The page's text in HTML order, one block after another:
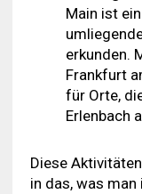
Main ist
erkunden.
Frankfurt
für Orte,
Erlenbach
Diese
in das, was man